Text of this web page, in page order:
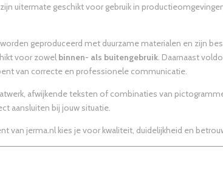
uitermate geschikt voor gebruik in
geproduceerd met duurzame materialen en zijn
voor zowel binnen- als buitengebruik . Daarnaast
van correcte en professionele communicatie.
afwijkende teksten of combinaties van
aansluiten bij jouw situatie.
van jerma.nl kies je voor kwaliteit, duidelijkheid en